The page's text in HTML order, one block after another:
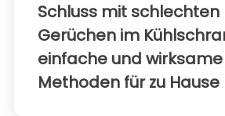
Schluss mit schlechten
Gerüchen im
einfache und wirksame
Methoden für zu Hause